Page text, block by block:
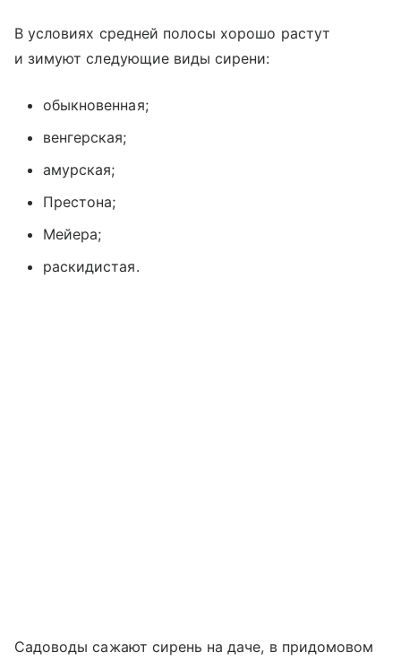
В условиях средней полосы хорошо растут
и зимуют следующие виды сирени:
обыкновенная;
венгерская;
амурская;
Престона;
Мейера;
раскидистая.
Садоводы сажают сирень на даче, в придомовом